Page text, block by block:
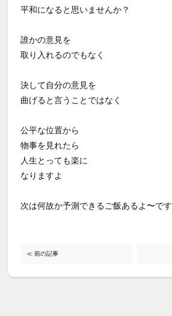
平和になると思いませんか？
誰かの意見を
取り入れるのでもなく
決して自分の意見を
曲げると言うことではなく
公平な位置から
物事を見れたら
人生とっても楽に
なりますよ
次は何故か予測できるご飯あるよ〜です
≪ 前の記事